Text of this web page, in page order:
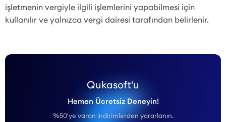
işletmenin vergiyle ilgili işlemlerini yapabilmesi için
kullanılır ve yalnızca vergi dairesi tarafından belirlenir.
Qukasoft'u
Hemen Ücretsiz Deneyin!
%50'ye varan indirimlerden yararlanın.